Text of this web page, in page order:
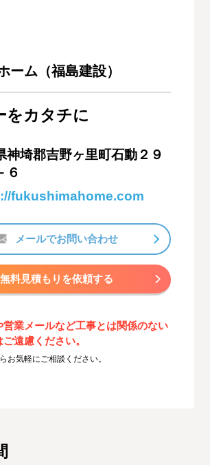
ーム（福島建設）
をカタチに
神埼郡吉野ヶ里町石動２９
６
fukushimahome.com
メールでお問い合わせ
無料見積もりを依頼する
業メールなど工事とは関係のない
遠慮ください。
お気軽にご相談ください。